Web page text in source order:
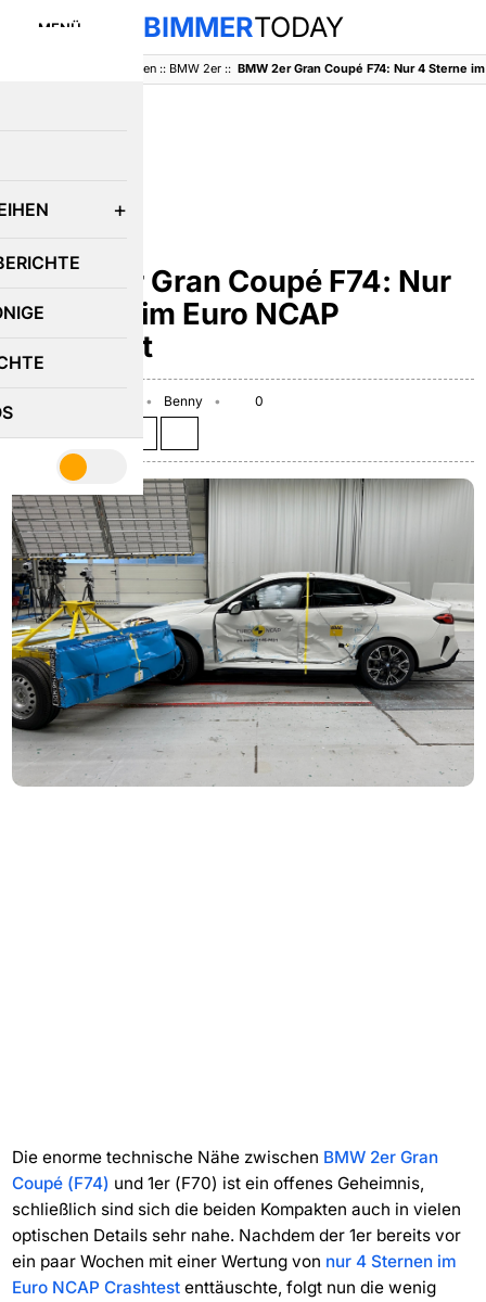
MENÜ BIMMERTODAY
Baureihen:: BMW 2er::
BMW 2er Gran Coupé F74: Nur
4 Sterne im Euro NCAP
Crashtest
Benny
0
Die enorme technische Nähe zwischen BMW 2er Gran
Coupé (F74) und 1er (F70) ist ein offenes Geheimnis,
schließlich sind sich die beiden Kompakten auch in vielen
optischen Details sehr nahe. Nachdem der 1er bereits vor
ein paar Wochen mit einer Wertung von nur 4 Sternen im
Euro NCAP Crashtestenttäuschte, folgt nun die wenig